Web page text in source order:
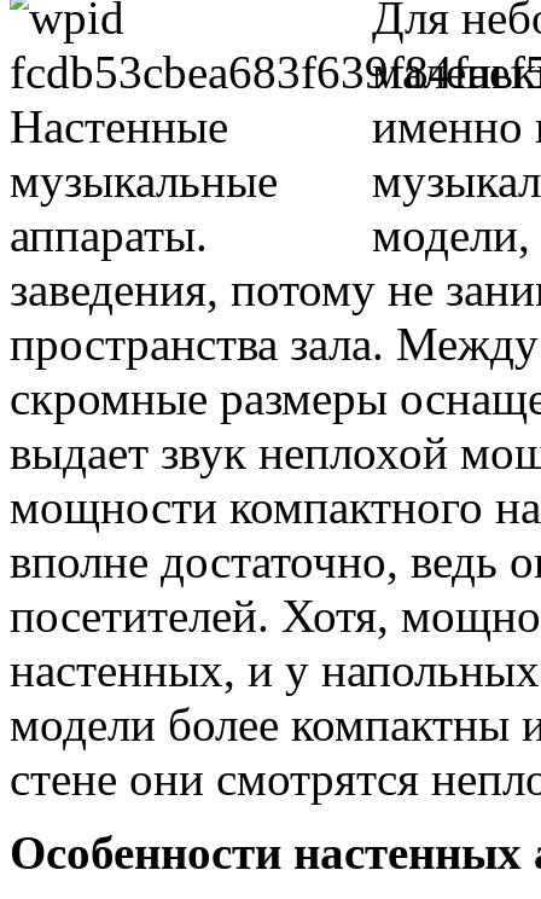
Для
именно
заведения, потому не
пространства зала.
скромные размеры
выдает звук неплохой
мощности компактного
вполне достаточно, ведь
посетителей. Хотя,
настенных, и у
модели более компактны
стене они смотрятся
Особенности настенных